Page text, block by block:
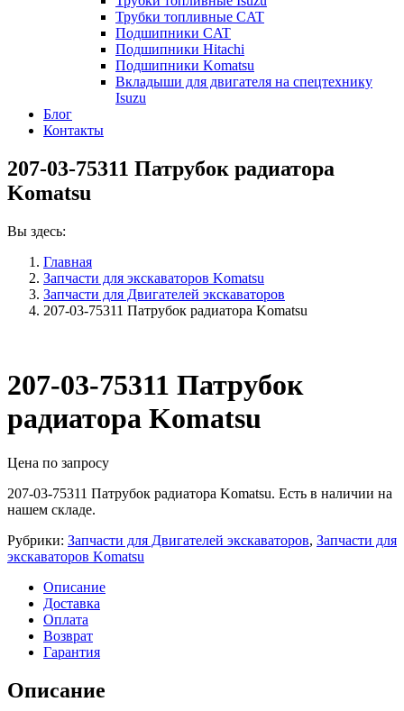
Трубки топливные CAT
Подшипники CAT
Подшипники Hitachi
Подшипники Komatsu
Вкладыши для двигателя на спецтехнику
Isuzu
Блог
Контакты
207-03-75311 Патрубок радиатора
Komatsu
Вы здесь:
Главная
Запчасти для экскаваторов Komatsu
Запчасти для Двигателей экскаваторов
207-03-75311 Патрубок радиатора Komatsu
207-03-75311 Патрубок
радиатора Komatsu
Цена по запросу
207-03-75311 Патрубок радиатора Komatsu. Есть в наличии на
нашем складе.
Рубрики: Запчасти для Двигателей экскаваторов, Запчасти для
экскаваторов Komatsu
Описание
Доставка
Оплата
Возврат
Гарантия
Описание